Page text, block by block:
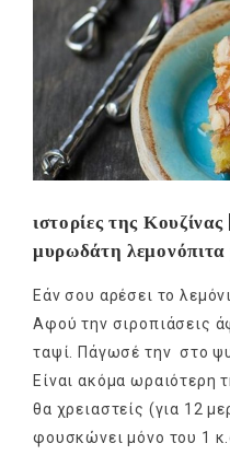
ιστορίες της
μυρωδάτη λεμονόπιτα
Εάν σου αρέσει το
Αφού την σιροπιάσεις
ταψί. Πάγωσέ την στο
Είναι ακόμα ωραιότερη
θα χρειαστείς (για 12
φουσκώνει µόνο του 1